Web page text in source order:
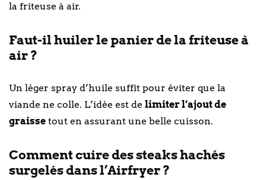
la friteuse à air.
Faut-il huiler le panier de la friteuse à
air ?
Un léger spray d’huile suffit pour éviter que la
viande ne colle. L’idée est de limiter l’ajout de
graisse tout en assurant une belle cuisson.
Comment cuire des steaks hachés
surgelés dans l’Airfryer ?